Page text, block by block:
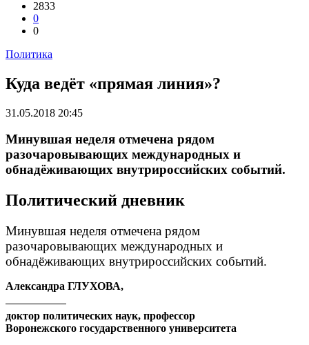
2833
0
0
Политика
Куда ведёт «прямая линия»?
31.05.2018 20:45
Минувшая неделя отмечена рядом
разочаровывающих международных и
обнадёживающих внутрироссийских событий.
Политический дневник
Минувшая неделя отмечена рядом
разочаровывающих международных и
обнадёживающих внутрироссийских событий.
Александра ГЛУХОВА,
доктор политических наук, профессор
Воронежского государственного университета